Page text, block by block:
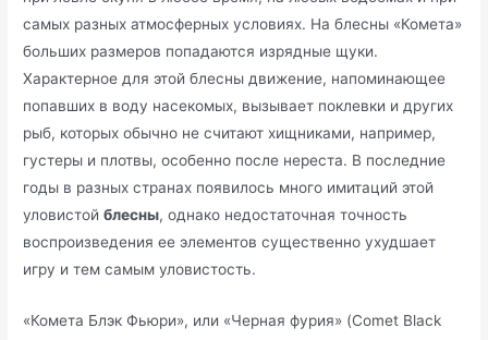
самых разных атмосферных условиях. На блесны «Комета»
больших размеров попадаются изрядные щуки.
Характерное для этой блесны движение, напоминающее
попавших в воду насекомых, вызывает поклевки и других
рыб, которых обычно не считают хищниками, например,
густеры и плотвы, особенно после нереста. В последние
годы в разных странах появилось много имитаций этой
уловистойблесны, однако недостаточная точность
воспроизведения ее элементов существенно ухудшает
игру и тем самым уловистость.
«Комета Блэк Фьюри», или «Черная фурия» (Comet Black